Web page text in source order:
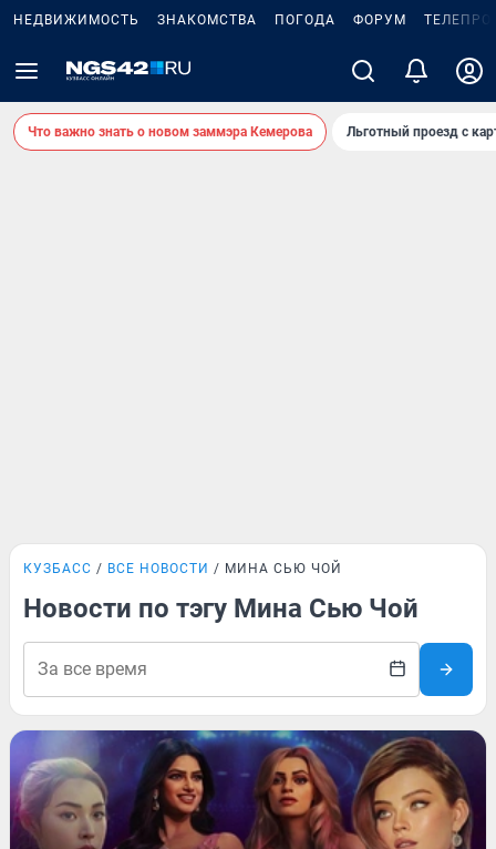
НЕДВИЖИМОСТЬ ЗНАКОМСТВА ПОГОДА ФОРУМ
Что важно знать о новом заммэра Кемерова Льготный проезд с
КУЗБАСС ВСЕ НОВОСТИ МИНА СЬЮ ЧОЙ
Новости по тэгу Мина Сью Чой